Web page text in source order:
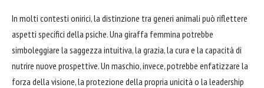
In molti contesti onirici, la distinzione tra generi animali può riflettere
aspetti specifici della psiche. Una giraffa femmina potrebbe
simboleggiare la saggezza intuitiva, la grazia, la cura e la capacità di
nutrire nuove prospettive. Un maschio, invece, potrebbe enfatizzare la
forza della visione, la protezione della propria unicità o la leadership